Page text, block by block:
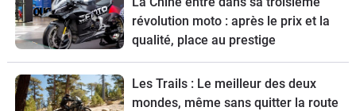
révolution moto : après le prix et la
qualité, place au prestige
Les Trails : Le meilleur des deux
mondes, même sans quitter la route